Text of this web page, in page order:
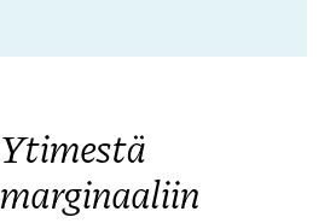
Ytimestä
marginaaliin